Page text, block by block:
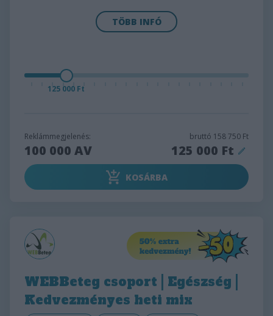
TÖBB INFÓ
125 000 Ft
Reklámmegjelenés:
100 000 AV
bruttó 158 750 Ft
125 000 Ft
KOSÁRBA
WEBBeteg csoport | Egészség |
Kedvezményes heti mix